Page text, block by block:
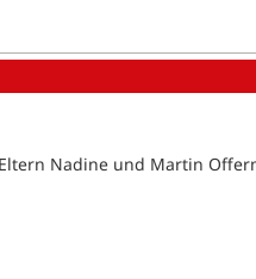
Nadine und Martin